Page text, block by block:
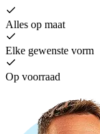
Alles op maat
Elke gewenste vorm
Op voorraad